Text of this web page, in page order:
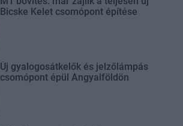
Bicske Kelet csomópont építése
Új gyalogosátkelők és jelzőlámpás
csomópont épül Angyalföldön